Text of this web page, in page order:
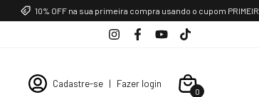
10% OFF na sua primeira compra usando o cupom
Cadastre-se | Fazer login
0